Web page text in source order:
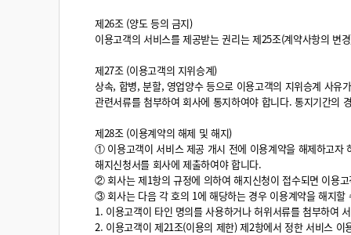
제26조 (양도 등의 금지)
이용고객의 서비스를 제공받는 권리는 제25조(계약사항의
제27조 (이용고객의 지위승계)
상속, 합병, 분할, 영업양수 등으로 이용고객의 지위승계 사유
관련서류를 첨부하여 회사에 통지하여야 합니다. 통지기간의
제28조 (이용계약의 해제 및 해지)
① 이용고객이 서비스 제공 개시 전에 이용계약을 해제하고자
해지신청서를 회사에 제출하여야 합니다.
② 회사는 제1항의 규정에 의하여 해지신청이 접수되면 이용
③ 회사는 다음 각 호의 1에 해당하는 경우 이용계약을 해지할
1. 이용고객이 타인 명의를 사용하거나 허위서류를 첨부하여
2. 이용고객이 제21조(이용의 제한) 제2항에서 정한 서비스